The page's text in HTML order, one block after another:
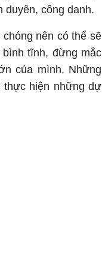
duyên, công danh.
nên có thể sẽ
tĩnh, đừng mắc
của mình. Những
thực hiện những dự